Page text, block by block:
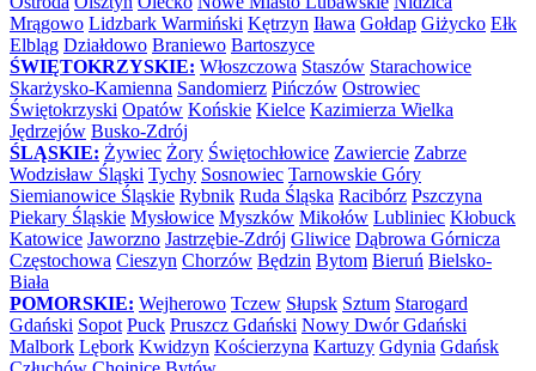
Mrągowo Lidzbark Warmiński Kętrzyn Iława Gołdap Giżycko Ełk
Elbląg Działdowo Braniewo Bartoszyce
ŚWIĘTOKRZYSKIE: Włoszczowa Staszów Starachowice
Skarżysko-Kamienna Sandomierz Pińczów Ostrowiec
Świętokrzyski Opatów Końskie Kielce Kazimierza Wielka
Jędrzejów Busko-Zdrój
ŚLĄSKIE: Żywiec Żory Świętochłowice Zawiercie Zabrze
Wodzisław Śląski Tychy Sosnowiec Tarnowskie Góry
Siemianowice Śląskie Rybnik Ruda Śląska Racibórz Pszczyna
Piekary Śląskie Mysłowice Myszków Mikołów Lubliniec Kłobuck
Katowice Jaworzno Jastrzębie-Zdrój Gliwice Dąbrowa Górnicza
Częstochowa Cieszyn Chorzów Będzin Bytom Bieruń Bielsko-
Biała
POMORSKIE: Wejherowo Tczew Słupsk Sztum Starogard
Gdański Sopot Puck Pruszcz Gdański Nowy Dwór Gdański
Malbork Lębork Kwidzyn Kościerzyna Kartuzy Gdynia Gdańsk